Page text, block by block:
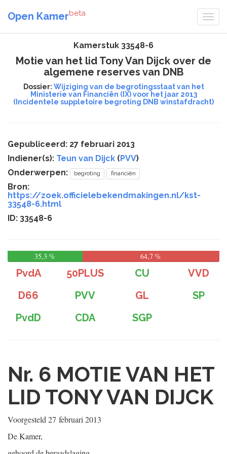
Open Kamerbeta
Kamerstuk 33548-6
Motie van het lid Tony Van Dijck over de
algemene reserves van DNB
Dossier: Wijziging van de begrotingsstaat van het
Ministerie van Financiën (IX) voor het jaar 2013
(Incidentele suppletoire begroting DNB winstafdracht)
Gepubliceerd: 27 februari 2013
Indiener(s): Teun van Dijck (PVV)
Onderwerpen:
begroting financiën
Bron:
https://zoek.officielebekendmakingen.nl/kst-
33548-6.html
ID: 33548-6
35,3 % 64,7 %
PvdA 50PLUS CU
VVD
D66
PVV GL
SP
PvdD
CDA SGP
Nr. 6 MOTIE VAN HET
LID TONY VAN DIJCK
Voorgesteld 27 februari 2013
De Kamer,